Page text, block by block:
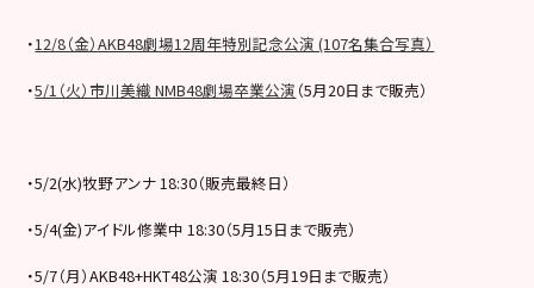
・12/8（金）AKB48劇場12周年特別記念公演 (107名集合写真）
・5/1（火）市川美織 NMB48劇場卒業公演 （5月20日まで販売）
・5/2(水)牧野アンナ 18:30（販売最終日）
・5/4(金)アイドル修業中 18:30（5月15日まで販売）
・5/7（月）AKB48+HKT48公演 18:30（5月19日まで販売）